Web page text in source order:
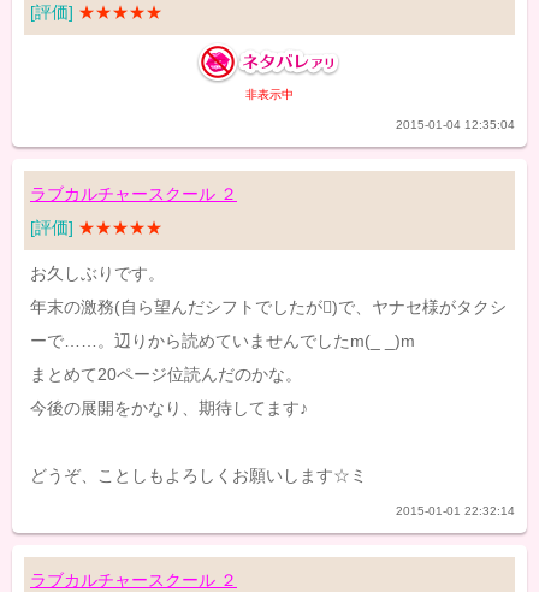
[評価] ★★★★★
非表示中
2015-01-04 12:35:04
ラブカルチャースクール ２
[評価] ★★★★★
お久しぶりです。
年末の激務(自ら望んだシフトでしたが)で、ヤナセ様がタクシ
ーで……。辺りから読めていませんでしたm(_ _)m
まとめて20ページ位読んだのかな。
今後の展開をかなり、期待してます♪
どうぞ、ことしもよろしくお願いします☆ミ
2015-01-01 22:32:14
ラブカルチャースクール ２